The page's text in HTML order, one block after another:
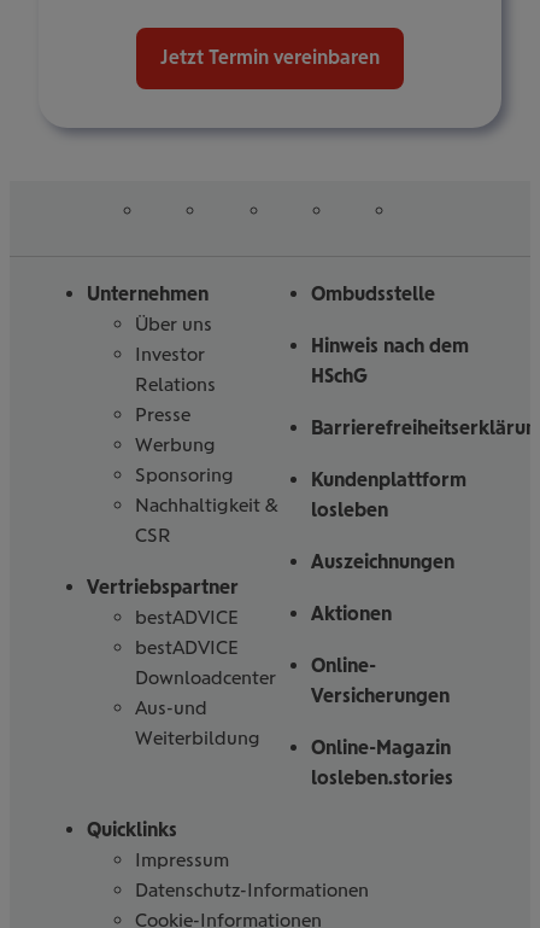
Jetzt Termin vereinbaren
Unternehmen
Über uns
Investor
Relations
Presse
Werbung
Sponsoring
Nachhaltigkeit &
CSR
Vertriebspartner
bestADVICE
bestADVICE
Downloadcenter
Aus-und
Weiterbildung
Ombudsstelle
Hinweis nach dem
HSchG
Kundenplattform
losleben
Auszeichnungen
Aktionen
Online-
Versicherungen
Online-Magazin
losleben.stories
Quicklinks
Impressum
Datenschutz-Informationen
Cookie-Informationen
uns